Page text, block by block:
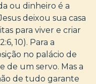
ou dinheiro é a
deixou sua casa
para viver e criar
10). Para a
no palácio de
de um servo. Mas a
de tudo garante